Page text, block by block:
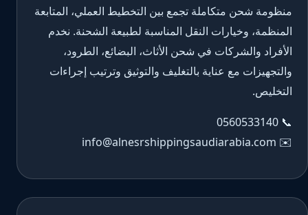
منظومة شحن متكاملة تجمع بين التخطيط العملي، المتابعة
المنظمة، وخيارات النقل المناسبة لطبيعة الشحنة. نخدم
الأفراد والشركات في شحن الأثاث، البضائع، الطرود،
والتجهيزات مع عناية بالتغليف والتوثيق وترتيب إجراءات
التخليص.
📞
0560533140
✉️
info@alnesrshippingsaudiarabia.com